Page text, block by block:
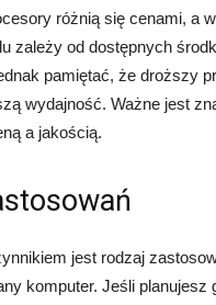
różnią się cenami, a
zależy od dostępnych
pamiętać, że droższy
wydajność. Ważne jest
a jakością.
jest rodzaj
komputer. Jeśli planujesz